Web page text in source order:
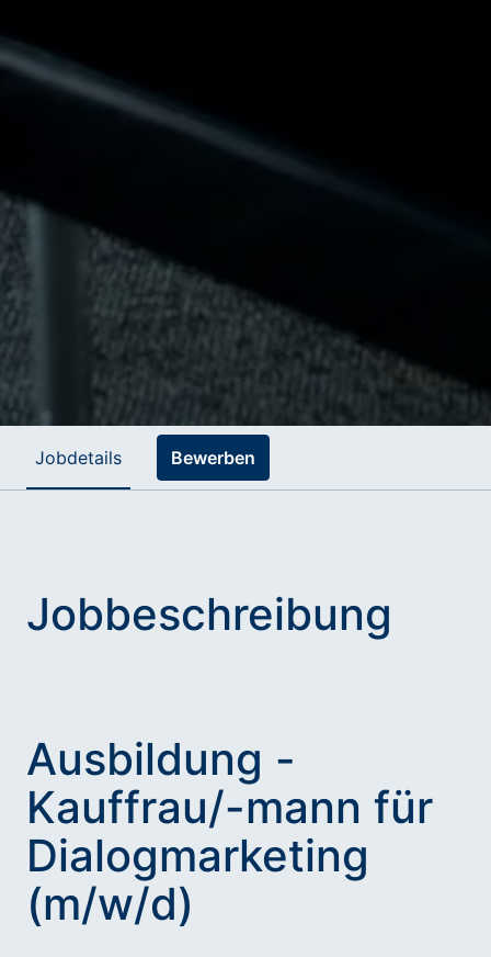
Jobdetails Bewerben
Jobbeschreibung
Ausbildung -
Kauffrau/-mann für
Dialogmarketing
(m/w/d)